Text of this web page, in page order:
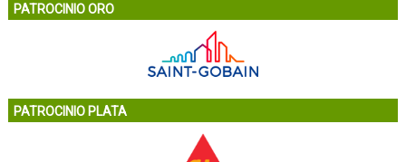
PATROCINIO ORO
PATROCINIO PLATA